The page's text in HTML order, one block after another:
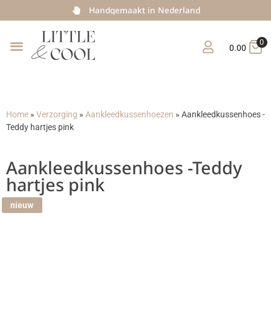
Handgemaakt in Nederland
0.00
0
Home » Verzorging » Aankleedkussenhoezen » Aankleedkussenhoes -
Teddy hartjes pink
Aankleedkussenhoes -Teddy
hartjes pink
nieuw